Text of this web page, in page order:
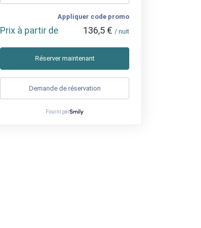
Appliquer code promo
Prix à partir de 136,5 € / nuit
Réserver maintenant
Demande de réservation
Fourni par